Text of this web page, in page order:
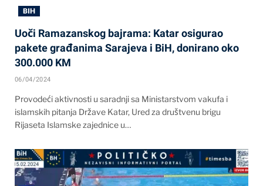
BIH
Uoči Ramazanskog bajrama: Katar osigurao
pakete građanima Sarajeva i BiH, donirano oko
300.000 KM
06/04/2024
Provodeći aktivnosti u saradnji sa Ministarstvom vakufa i
islamskih pitanja Države Katar, Ured za društvenu brigu
Rijaseta Islamske zajednice u…